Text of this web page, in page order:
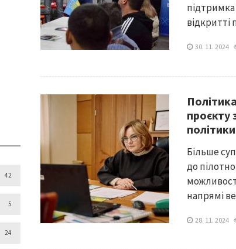
підтримка
відкритті
30. 11. 2024
проєкту
політики
Більше
до
напрямі
28. 11. 2024
42
5
24